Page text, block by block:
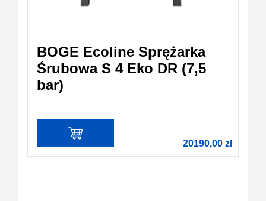
BOGE Ecoline Sprężarka
Śrubowa S 4 Eko DR (7,5
bar)
20190,00 zł